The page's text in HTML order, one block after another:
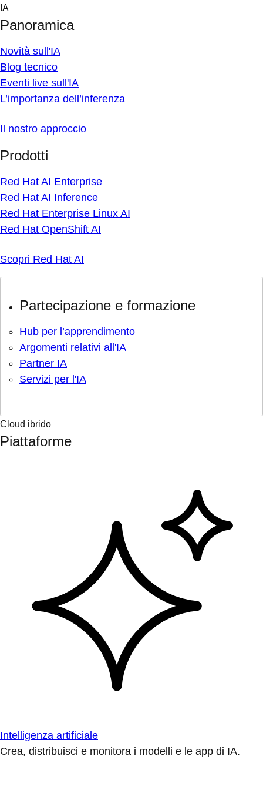
Skip
content
IA
Panoramica
Novità sull'IA
Blog tecnico
Eventi live sull'IA
L’importanza dell’inferenza
Il nostro approccio
Prodotti
Red Hat AI Enterprise
Red Hat AI Inference
Red Hat Enterprise Linux AI
Red Hat OpenShift AI
Scopri Red Hat AI
Partecipazione e formazione
Hub per l’apprendimento
Argomenti relativi all'IA
Partner IA
Servizi per l'IA
Cloud ibrido
Piattaforme
Intelligenza artificiale
Crea, distribuisci e monitora i modelli e le app di IA.